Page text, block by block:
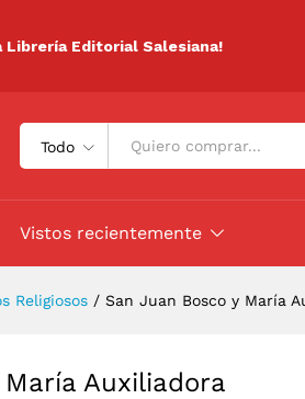
Librería Editorial Salesiana!
Todo
Vistos recientemente
Religiosos / San Juan Bosco y María
Auxiliadora